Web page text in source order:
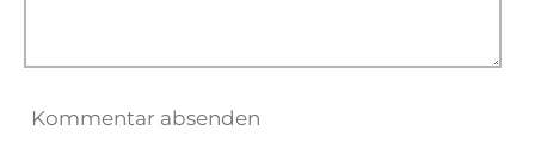
Kommentar absenden